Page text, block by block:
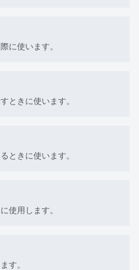
に使います。
ときに使います。
ときに使います。
使用します。
す。